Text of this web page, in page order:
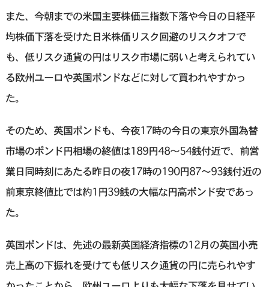
また、今朝までの米国主要株価三指数下落や今日の日経平
均株価下落を受けた日米株価リスク回避のリスクオフで
も、低リスク通貨の円はリスク市場に弱いと考えられてい
る欧州ユーロや英国ポンドなどに対して買われやすかっ
た。
そのため、英国ポンドも、今夜17時の今日の東京外国為替
市場のポンド円相場の終値は189円48〜54銭付近で、前営
業日同時刻にあたる昨日の夜17時の190円87〜93銭付近の
前東京終値比では約1円39銭の大幅な円高ポンド安であっ
た。
英国ポンドは、先述の最新英国経済指標の12月の英国小売
売上高の下振れを受けても低リスク通貨の円に売られやす